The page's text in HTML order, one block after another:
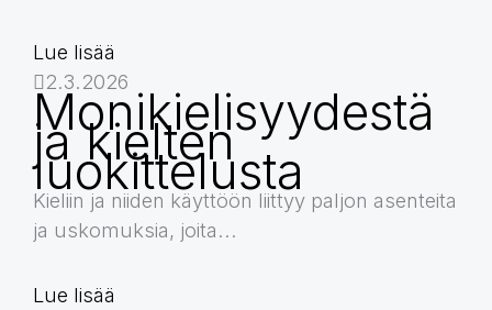
Lue lisää
2.3.2026
Monikielisyydestä
ja kielten
luokittelusta
Kieliin ja niiden käyttöön liittyy paljon asenteita
ja uskomuksia, joita...
Lue lisää